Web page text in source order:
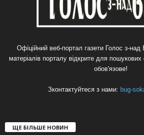
Офіційний веб-портал газети Голос з-над
матеріалів порталу відкрите для
обов'язове!
Зконтактуйтеся з нами: bug-
ЩЕ БІЛЬШЕ НОВИН